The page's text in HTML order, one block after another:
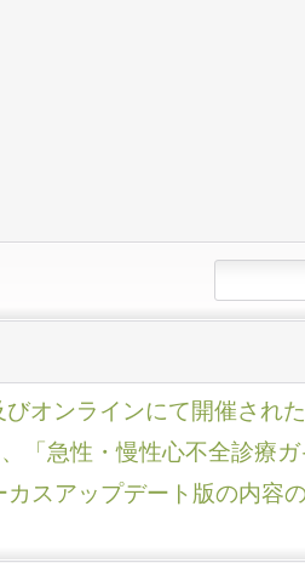
オンラインにて開催され
「急性・慢性心不全診療
カスアップデート版の内容